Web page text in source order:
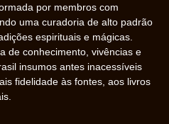
por membros com
uma curadoria de alto padrão
espirituais e mágicas.
de conhecimento, vivências e
insumos antes inacessíveis
fidelidade às fontes, aos livros